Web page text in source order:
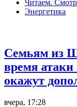
Читаем.
Энергетика
Семьям из
время
окажут
вчера, 17:28